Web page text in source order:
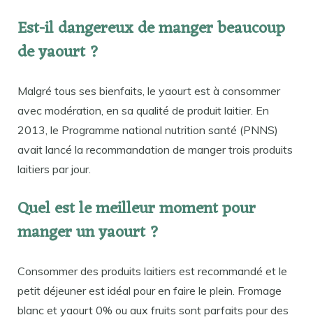
Est-il dangereux de manger beaucoup
de yaourt ?
Malgré tous ses bienfaits, le yaourt est à consommer
avec modération, en sa qualité de produit laitier. En
2013, le Programme national nutrition santé (PNNS)
avait lancé la recommandation de manger trois produits
laitiers par jour.
Quel est le meilleur moment pour
manger un yaourt ?
Consommer des produits laitiers est recommandé et le
petit déjeuner est idéal pour en faire le plein. Fromage
blanc et yaourt 0% ou aux fruits sont parfaits pour des